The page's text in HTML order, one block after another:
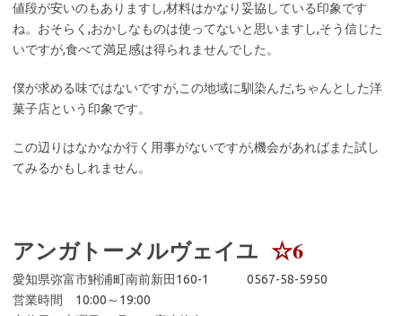
値段が安いのもありますし,材料はかなり妥協している印象です
ね。おそらく,おかしなものは使ってないと思いますし,そう信じた
いですが,食べて満足感は得られませんでした。
僕が求める味ではないですが,この地域に馴染んだ,ちゃんとした洋
菓子店という印象です。
この辺りはなかなか行く用事がないですが,機会があればまた試し
てみるかもしれません。
アンガトーメルヴェイユ ☆6
愛知県弥富市鯏浦町南前新田160-1 0567-58-5950
営業時間 10:00～19:00